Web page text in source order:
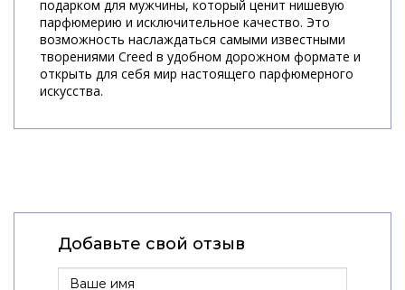
подарком для мужчины, который ценит нишевую
парфюмерию и исключительное качество. Это
возможность наслаждаться самыми известными
творениями Creed в удобном дорожном формате и
открыть для себя мир настоящего парфюмерного
искусства.
Добавьте свой отзыв